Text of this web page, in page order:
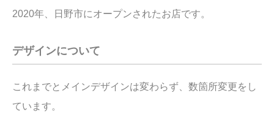
2020年、日野市にオープンされたお店です。
デザインについて
これまでとメインデザインは変わらず、数箇所変更をし
ています。